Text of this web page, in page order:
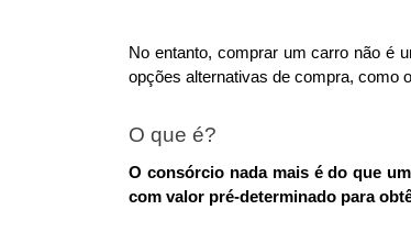
No entanto, comprar um carro não é
opções alternativas de compra, como
O que é?
O consórcio nada mais é do que
com valor pré-determinado para